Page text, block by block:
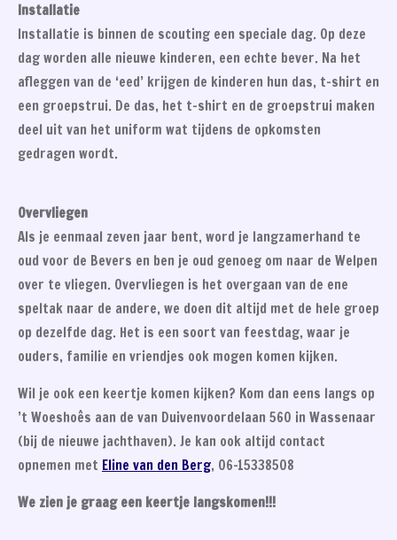
Installatie
Installatie is binnen de scouting een speciale dag. Op deze
dag worden alle nieuwe kinderen, een echte bever. Na het
afleggen van de ‘eed’ krijgen de kinderen hun das, t-shirt en
een groepstrui. De das, het t-shirt en de groepstrui maken
deel uit van het uniform wat tijdens de opkomsten
gedragen wordt.
Overvliegen
Als je eenmaal zeven jaar bent, word je langzamerhand te
oud voor de Bevers en ben je oud genoeg om naar de Welpen
over te vliegen. Overvliegen is het overgaan van de ene
speltak naar de andere, we doen dit altijd met de hele groep
op dezelfde dag. Het is een soort van feestdag, waar je
ouders, familie en vriendjes ook mogen komen kijken.
Wil je ook een keertje komen kijken? Kom dan eens langs op
’t Woeshoês aan de van Duivenvoordelaan 560 in Wassenaar
(bij de nieuwe jachthaven). Je kan ook altijd contact
opnemen met Eline van den Berg, 06-15338508
We zien je graag een keertje langskomen!!!